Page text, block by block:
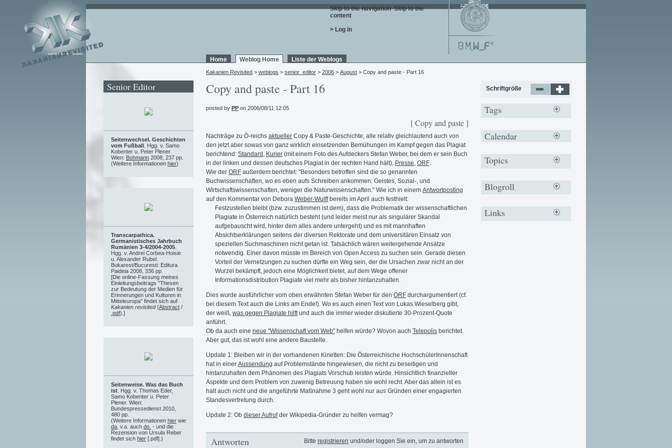
Skip to the navigation. Skip to the
content.
> Log in
Home Weblog Home Liste der Weblogs
Kakanien Revisited > weblogs > senior_editor > 2006 > August > Copy and paste - Part 16
Copy and paste - Part 16
posted by PP on 2006/08/11 12:05
[ Copy and paste ]
Nachträge zu Ö-reichs aktueller Copy & Paste-Geschichte, alle relativ gleichlautend auch von
den jetzt aber sowas von ganz wirklich einsetzenden Bemühungen im Kampf gegen das Plagiat
berichtend: Standard Kurier (mit einem Foto des Aufdeckers Stefan Weber, bei dem er sein Buch
in der linken und dessen deutsches Plagiat in der rechten Hand hält), Presse ORF
Wie der ORF außerdem berichtet: "Besonders betroffen sind die so genannten
Buchwissenschaften, wo es eben aufs Schreiben ankommen: Geistes, Sozial-, und
Wirtschaftswissenschaften, weniger die Naturwissenschaften." Wie ich in einem Antwortposting
auf den Kommentar von Debora Weber-Wulffbereits im April auch festhielt:
Festzustellen bleibt (bzw. zuzustimmen ist dem), dass die Problematik der wissenschaftlichen
Plagiate in Österreich natürlich besteht (und leider meist nur als singulärer Skandal
aufgebauscht wird, hinter dem alles andere untergeht) und es mit mannhaften
Absichtserklärungen seitens der diversen Rektorate und dem universitären Einsatz von
speziellen Suchmaschinen nicht getan ist. Tatsächlich wären weitergehende Ansätze
notwendig. Einer davon müsste im Bereich von Open Access zu suchen sein. Gerade diesen
Vorteil der Vernetzungen zu suchen dürfte ein Weg sein, der die Ursachen zwar nicht an der
Wurzel bekämpft, jedoch eine Möglichkeit bietet, auf dem Wege offener
Informationsdistribution Plagiate viel mehr als bisher hintanzuhalten.
Dies wurde ausführlicher vom oben erwähnten Stefan Weber für den ORF durchargumentiert (cf.
bei diesem Text auch die Links am Ende!). Wo es auch einen Text von Lukas Wieselberg gibt,
der weiß, was gegen Plagiate hilft und auch die immer wieder diskutierte 30-Prozent-Quote
anführt.
Ob da auch eine neue "Wissenschaft vom Web" helfen würde? Wovon auch Telepolis berichtet.
Aber gut, das ist wohl eine andere Baustelle.
Update 1: Bleiben wir in der vorhandenen Kinetten: Die Österreichische HochschülerInnenschaft
hat in einer Aussendung auf Problemstände hingewiesen, die nicht zu beseitigen und
hintanzuhalten dem Phänomen des Plagiats Vorschub leisten würde. Hinsichtlich finanzieller
Aspekte und dem Problem von zuwenig Betreuung haben sie wohl recht. Aber das allein ist es
halt auch nicht und die angeführte Maßnahme 3 geht wohl nur aus Gründen einer engagierten
Standesvertretung durch.
Update 2: Ob dieser Aufrufder Wikipedia-Gründer zu helfen vermag?
Bitte registrieren und/oder loggen Sie ein, um zu antworten
Antworten
Senior Editor
Seitenwechsel. Geschichten
vom Fußball . Hgg. v. Samo
Kobenter u. Peter Plener.
Wien: Bohmann 2008, 237 pp.
(Weitere Informationen hier)
Transcarpathica.
Germanistisches Jahrbuch
Rumänien 3-4/2004-2005
Hgg. v. Andrei Corbea-Hoisie
u. Alexander Rubel.
Bukarest/Bucuresti: Editura
Paideia 2008, 336 pp.
[Die online-Fassung meines
Einleitungsbeitrags "Thesen
zur Bedeutung der Medien für
Erinnerungen und Kulturen in
Mitteleuropa" findet sich auf
Kakanien revisited(Abstract /
.pdf).]
Seitenweise. Was das Buch
ist . Hgg. v. Thomas Eder,
Samo Kobenter u. Peter
Plener. Wien:
Bundespressedienst 2010,
480 pp.
(Weitere Informationen hier wie
da , v.a. auch do. - und die
Rezension von Ursula Reber
findet sich hier [.pdf].)
Schriftgröße
Tags
Calendar
Topics
Blogroll
Links